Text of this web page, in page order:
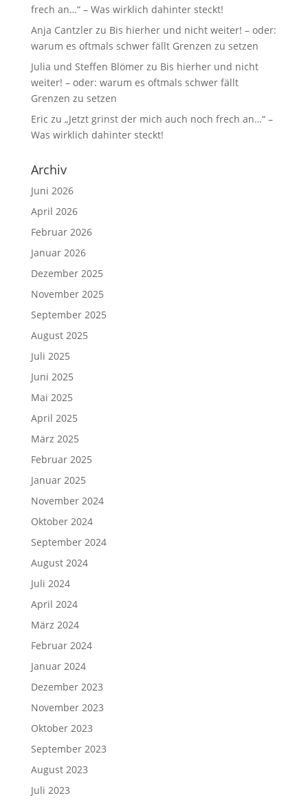
frech an…“ – Was wirklich dahinter steckt!
Anja Cantzlerzu Bis hierher und nicht weiter! – oder:
warum es oftmals schwer fällt Grenzen zu setzen
Julia und Steffen Blömerzu Bis hierher und nicht
weiter! – oder: warum es oftmals schwer fällt
Grenzen zu setzen
Eric zu „Jetzt grinst der mich auch noch frech an…“ –
Was wirklich dahinter steckt!
Archiv
Juni 2026
April 2026
Februar 2026
Januar 2026
Dezember 2025
November 2025
September 2025
August 2025
Juli 2025
Juni 2025
Mai 2025
April 2025
März 2025
Februar 2025
Januar 2025
November 2024
Oktober 2024
September 2024
August 2024
Juli 2024
April 2024
März 2024
Februar 2024
Januar 2024
Dezember 2023
November 2023
Oktober 2023
September 2023
August 2023
Juli 2023